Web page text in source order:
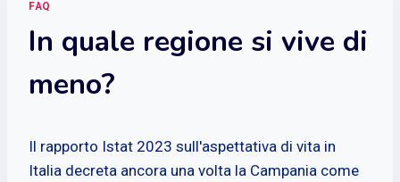
FAQ
In quale regione si vive di
meno?
Il rapporto Istat 2023 sull'aspettativa di vita in
Italia decreta ancora una volta la Campania come